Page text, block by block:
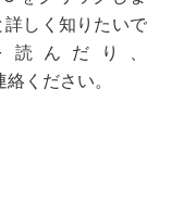
しく知りたいで
読んだり、
絡ください。